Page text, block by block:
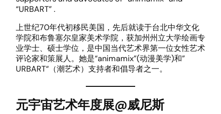
“URBART” .
上世纪70年代初移民美国，先后就读于台北中华文化
学院和布鲁塞尔皇家美术学院，获加州州立大学绘画专
业学士、硕士学位，是中国当代艺术界第一位女性艺术
评论家和策展人。她是“animamix”(动漫美学)和”
URBART“（潮艺术）支持者和倡导者之一。
元宇宙艺术年度展@威尼斯